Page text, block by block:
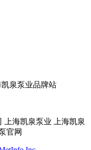
凯泉泵业品牌站
上海凯泉泵业
上海凯泉
官网